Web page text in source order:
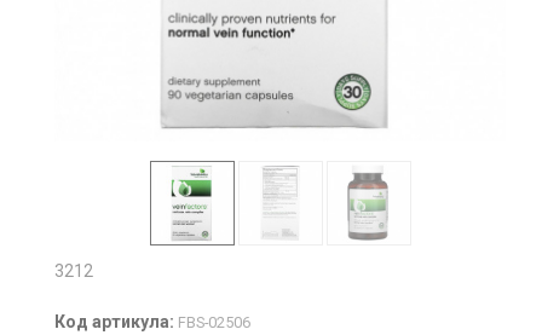
3212
Код артикула: FBS-02506